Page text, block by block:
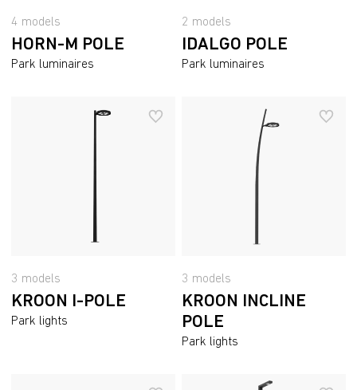
4 models
HORN-M POLE
Park luminaires
2 models
IDALGO POLE
Park luminaires
3 models
KROON I-POLE
Park lights
3 models
KROON INCLINE
POLE
Park lights